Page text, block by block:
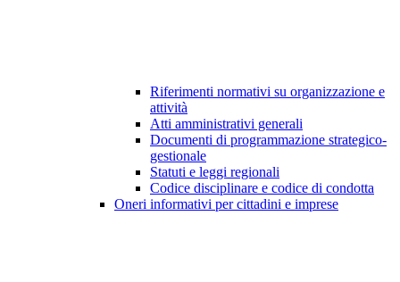
Riferimenti normativi su organizzazione e
attività
Atti amministrativi generali
Documenti di programmazione strategico-
gestionale
Statuti e leggi regionali
Codice disciplinare e codice di condotta
Oneri informativi per cittadini e imprese